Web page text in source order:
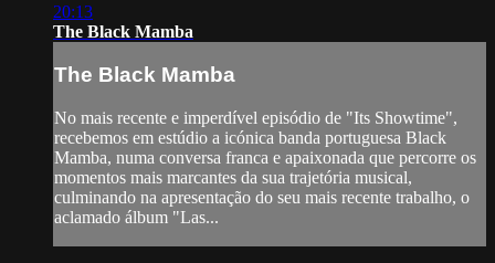
20:13
The Black Mamba
The Black Mamba
No mais recente e imperdível episódio de "Its Showtime",
recebemos em estúdio a icónica banda portuguesa Black
Mamba, numa conversa franca e apaixonada que percorre os
momentos mais marcantes da sua trajetória musical,
culminando na apresentação do seu mais recente trabalho, o
aclamado álbum "Las...